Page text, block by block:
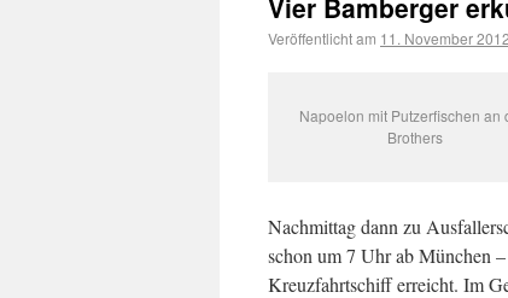
Vier Bamberger
Veröffentlicht am 11. November 2012
Napoelon mit Putzerfischen an
Brothers
Nachmittag dann zu
schon um 7 Uhr ab München
Kreuzfahrtschiff erreicht. Im